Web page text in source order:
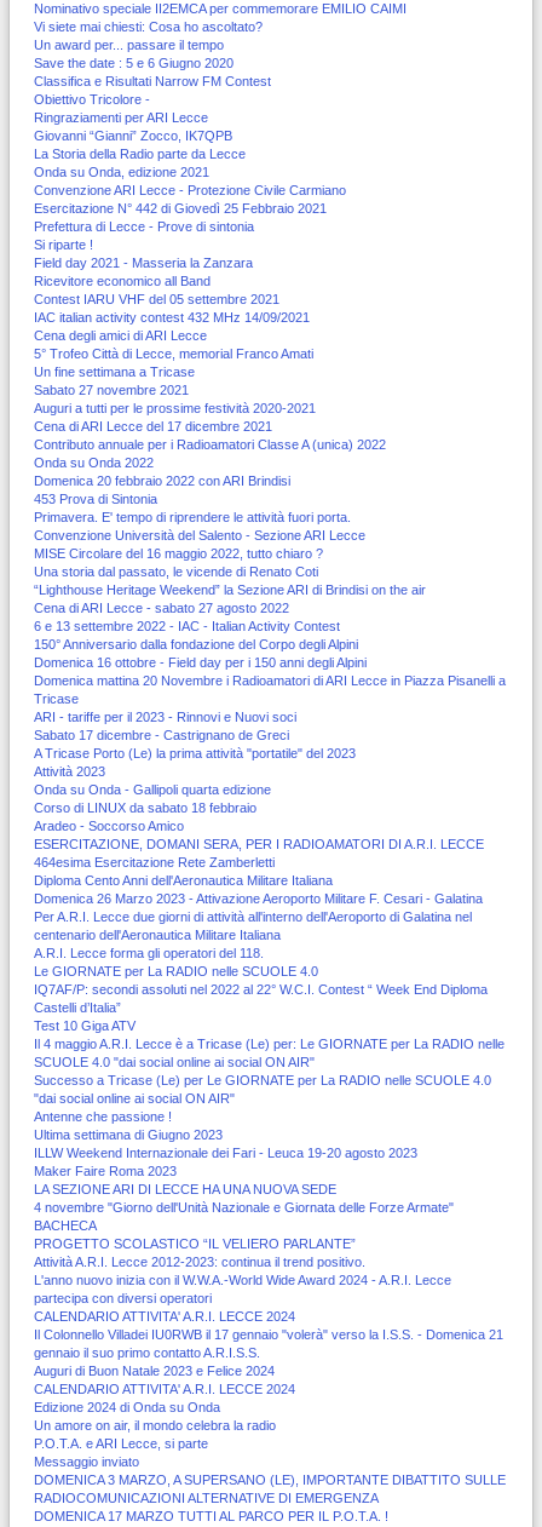
Nominativo speciale II2EMCA per commemorare EMILIO CAIMI
Vi siete mai chiesti: Cosa ho ascoltato?
Un award per... passare il tempo
Save the date : 5 e 6 Giugno 2020
Classifica e Risultati Narrow FM Contest
Obiettivo Tricolore -
Ringraziamenti per ARI Lecce
Giovanni “Gianni” Zocco, IK7QPB
La Storia della Radio parte da Lecce
Onda su Onda, edizione 2021
Convenzione ARI Lecce - Protezione Civile Carmiano
Esercitazione N° 442 di Giovedì 25 Febbraio 2021
Prefettura di Lecce - Prove di sintonia
Si riparte !
Field day 2021 - Masseria la Zanzara
Ricevitore economico all Band
Contest IARU VHF del 05 settembre 2021
IAC italian activity contest 432 MHz 14/09/2021
Cena degli amici di ARI Lecce
5° Trofeo Città di Lecce, memorial Franco Amati
Un fine settimana a Tricase
Sabato 27 novembre 2021
Auguri a tutti per le prossime festività 2020-2021
Cena di ARI Lecce del 17 dicembre 2021
Contributo annuale per i Radioamatori Classe A (unica) 2022
Onda su Onda 2022
Domenica 20 febbraio 2022 con ARI Brindisi
453 Prova di Sintonia
Primavera. E' tempo di riprendere le attività fuori porta.
Convenzione Università del Salento - Sezione ARI Lecce
MISE Circolare del 16 maggio 2022, tutto chiaro ?
Una storia dal passato, le vicende di Renato Coti
“Lighthouse Heritage Weekend” la Sezione ARI di Brindisi on the air
Cena di ARI Lecce - sabato 27 agosto 2022
6 e 13 settembre 2022 - IAC - Italian Activity Contest
150° Anniversario dalla fondazione del Corpo degli Alpini
Domenica 16 ottobre - Field day per i 150 anni degli Alpini
Domenica mattina 20 Novembre i Radioamatori di ARI Lecce in Piazza Pisanelli a
Tricase
ARI - tariffe per il 2023 - Rinnovi e Nuovi soci
Sabato 17 dicembre - Castrignano de Greci
A Tricase Porto (Le) la prima attività "portatile" del 2023
Attività 2023
Onda su Onda - Gallipoli quarta edizione
Corso di LINUX da sabato 18 febbraio
Aradeo - Soccorso Amico
ESERCITAZIONE, DOMANI SERA, PER I RADIOAMATORI DI A.R.I. LECCE
464esima Esercitazione Rete Zamberletti
Diploma Cento Anni dell'Aeronautica Militare Italiana
Domenica 26 Marzo 2023 - Attivazione Aeroporto Militare F. Cesari - Galatina
Per A.R.I. Lecce due giorni di attività all'interno dell'Aeroporto di Galatina nel
centenario dell'Aeronautica Militare Italiana
A.R.I. Lecce forma gli operatori del 118.
Le GIORNATE per La RADIO nelle SCUOLE 4.0
IQ7AF/P: secondi assoluti nel 2022 al 22° W.C.I. Contest “ Week End Diploma
Castelli d’Italia”
Test 10 Giga ATV
Il 4 maggio A.R.I. Lecce è a Tricase (Le) per: Le GIORNATE per La RADIO nelle
SCUOLE 4.0 "dai social online ai social ON AIR"
Successo a Tricase (Le) per Le GIORNATE per La RADIO nelle SCUOLE 4.0
"dai social online ai social ON AIR"
Antenne che passione !
Ultima settimana di Giugno 2023
ILLW Weekend Internazionale dei Fari - Leuca 19-20 agosto 2023
Maker Faire Roma 2023
LA SEZIONE ARI DI LECCE HA UNA NUOVA SEDE
4 novembre "Giorno dell'Unità Nazionale e Giornata delle Forze Armate"
BACHECA
PROGETTO SCOLASTICO “IL VELIERO PARLANTE”
Attività A.R.I. Lecce 2012-2023: continua il trend positivo.
L'anno nuovo inizia con il W.W.A.-World Wide Award 2024 - A.R.I. Lecce
partecipa con diversi operatori
CALENDARIO ATTIVITA' A.R.I. LECCE 2024
Il Colonnello Villadei IU0RWB il 17 gennaio "volerà" verso la I.S.S. - Domenica 21
gennaio il suo primo contatto A.R.I.S.S.
Auguri di Buon Natale 2023 e Felice 2024
CALENDARIO ATTIVITA' A.R.I. LECCE 2024
Edizione 2024 di Onda su Onda
Un amore on air, il mondo celebra la radio
P.O.T.A. e ARI Lecce, si parte
Messaggio inviato
DOMENICA 3 MARZO, A SUPERSANO (LE), IMPORTANTE DIBATTITO SULLE
RADIOCOMUNICAZIONI ALTERNATIVE DI EMERGENZA
DOMENICA 17 MARZO TUTTI AL PARCO PER IL P.O.T.A. !